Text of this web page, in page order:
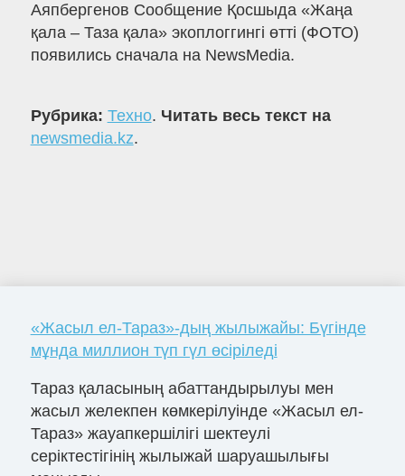
Аяпбергенов Сообщение Қосшыда «Жаңа
қала – Таза қала» экоплоггингі өтті (ФОТО)
появились сначала на NewsMedia.
Рубрика: Техно. Читать весь текст на
newsmedia.kz.
«Жасыл ел-Тараз»-дың жылыжайы: Бүгінде
мұнда миллион түп гүл өсіріледі
Тараз қаласының абаттандырылуы мен
жасыл желекпен көмкерілуінде «Жасыл ел-
Тараз» жауапкершілігі шектеулі
серіктестігінің жылыжай шаруашылығы